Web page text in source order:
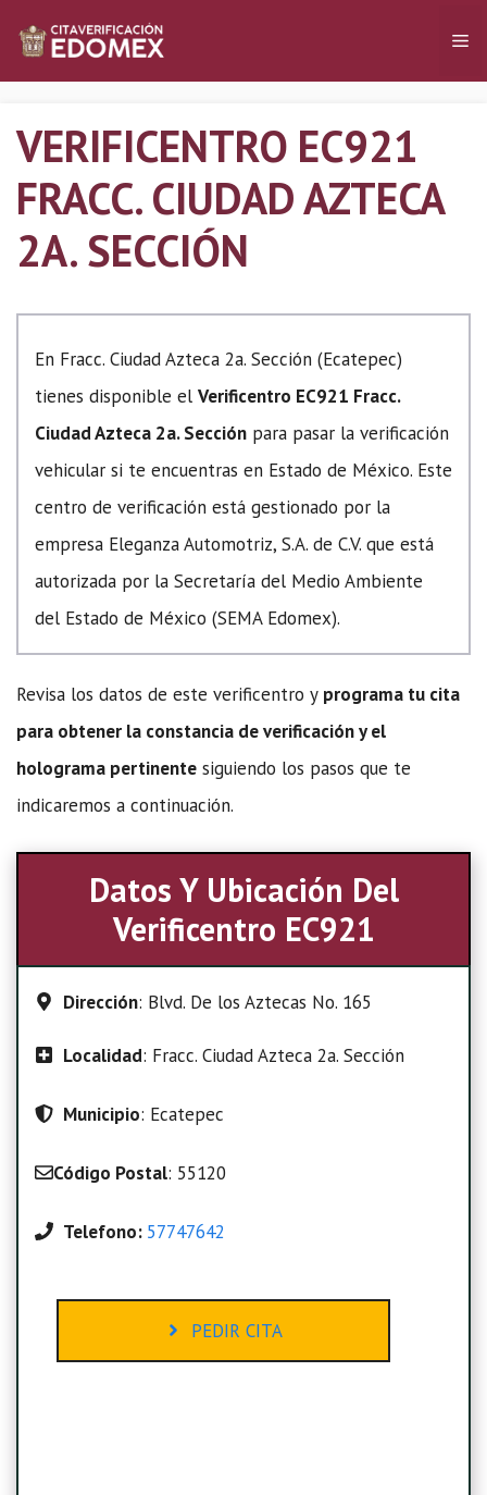
VERIFICENTRO EC921
FRACC. CIUDAD AZTECA
2A. SECCIÓN
En Fracc. Ciudad Azteca 2a. Sección (Ecatepec)
tienes disponible el Verificentro EC921 Fracc.
Ciudad Azteca 2a. Sección para pasar la verificación
vehicular si te encuentras en Estado de México. Este
centro de verificación está gestionado por la
empresa Eleganza Automotriz, S.A. de C.V. que está
autorizada por la Secretaría del Medio Ambiente
del Estado de México (SEMA Edomex).
Revisa los datos de este verificentro y programa tu cita
para obtener la constancia de verificación y el
holograma pertinente siguiendo los pasos que te
indicaremos a continuación.
Datos Y Ubicación Del
Verificentro EC921
Dirección: Blvd. De los Aztecas No. 165
Localidad: Fracc. Ciudad Azteca 2a. Sección
Municipio: Ecatepec
Código Postal: 55120
Telefono: 57747642
PEDIR CITA